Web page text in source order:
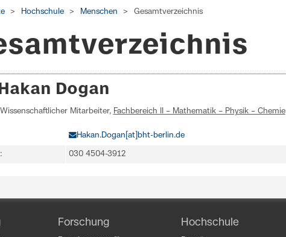
Hochschule Menschen Gesamtverzeichnis
Dogan
Wissenschaftlicher Mitarbeiter, Fachbereich II – Mathematik – Physik – Chemie
Hakan.Dogan[at]bht-berlin.de
030 4504-3912
Forschung Hochschule